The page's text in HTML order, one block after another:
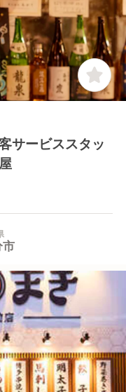
サービススタッ